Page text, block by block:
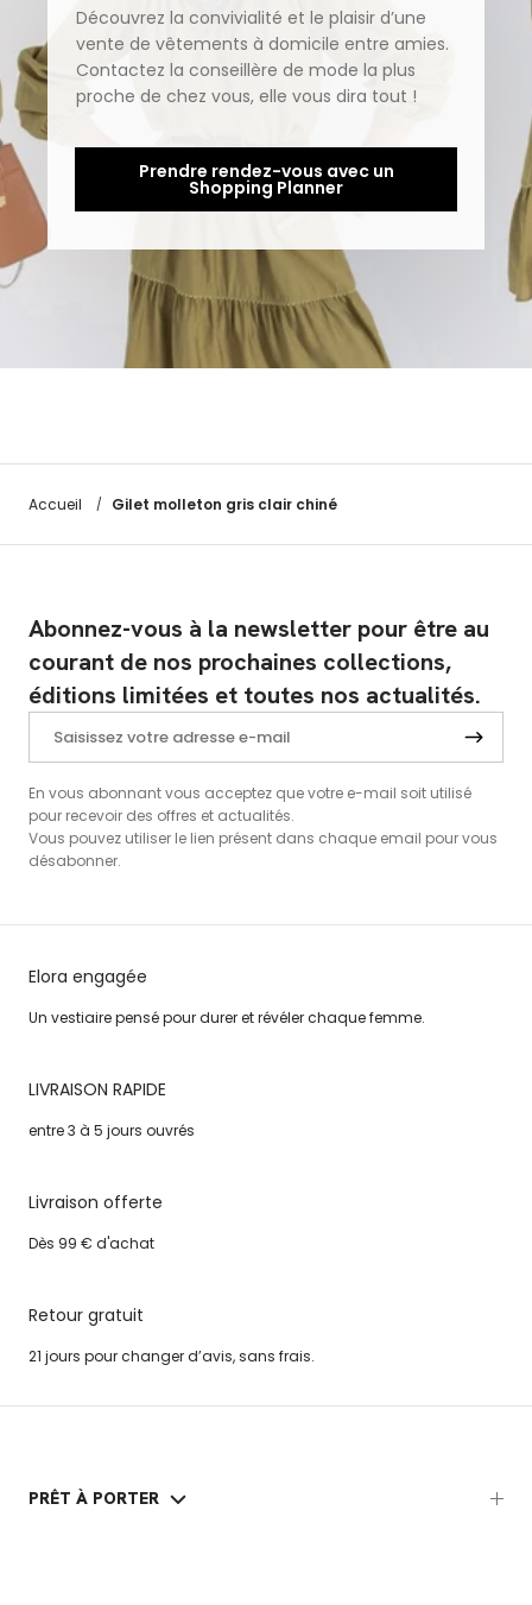
Découvrez la convivialité et le plaisir d’une
vente de vêtements à domicile entre amies.
Contactez la conseillère de mode la plus
proche de chez vous, elle vous dira tout !
Prendre rendez-vous avec un
Shopping Planner
Accueil / Gilet molleton gris clair chiné
Abonnez-vous à la newsletter pour être au
courant de nos prochaines collections,
éditions limitées et toutes nos actualités.
En vous abonnant vous acceptez que votre e-mail soit utilisé
pour recevoir des offres et actualités.
Vous pouvez utiliser le lien présent dans chaque email pour vous
désabonner.
Elora engagée
Un vestiaire pensé pour durer et révéler chaque femme.
LIVRAISON RAPIDE
entre 3 à 5 jours ouvrés
Livraison offerte
Dès 99 € d'achat
Retour gratuit
21 jours pour changer d’avis, sans frais.
PRÊT À PORTER